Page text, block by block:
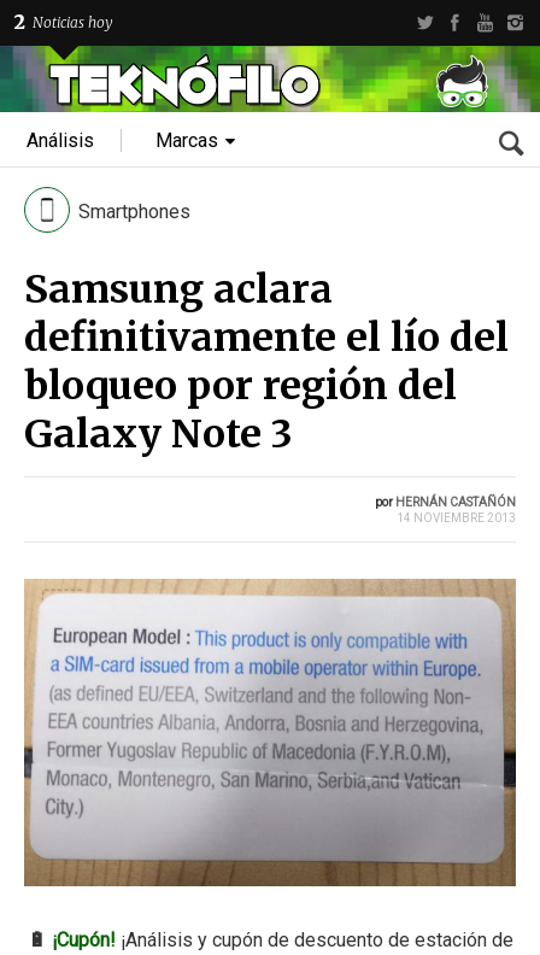
2 Noticias hoy
Análisis Marcas
Smartphones
Samsung aclara
definitivamente el lío del
bloqueo por región del
Galaxy Note 3
por HERNÁN CASTAÑÓN
14 NOVIEMBRE 2013
🔋 ¡Cupón! ¡Análisis y cupón de descuento de estación de